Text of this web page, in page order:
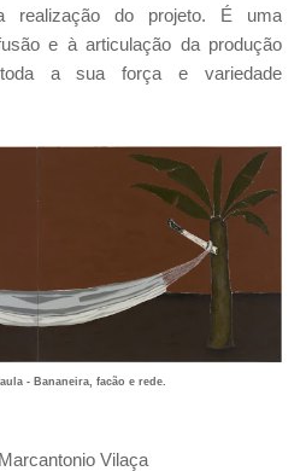
realização do projeto. É uma
e à articulação da produção
a sua força e variedade
- Bananeira, facão e rede.
Vilaça